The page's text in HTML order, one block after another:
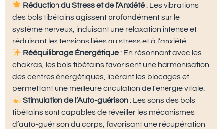
Réduction du Stress et de l’Anxiété: Les vibrations
des bols tibétains agissent profondément sur le
système nerveux, induisant une relaxation intense et
réduisant les tensions liées au stress et à l’anxiété.
Rééquilibrage Énergétique: En résonnant avec les
chakras, les bols tibétains favorisent une harmonisation
des centres énergétiques, libérant les blocages et
permettant une meilleure circulation de l’énergie vitale.
Stimulation de l’Auto-guérison: Les sons des bols
tibétains sont capables de réveiller les mécanismes
d’auto-guérison du corps, favorisant une récupération